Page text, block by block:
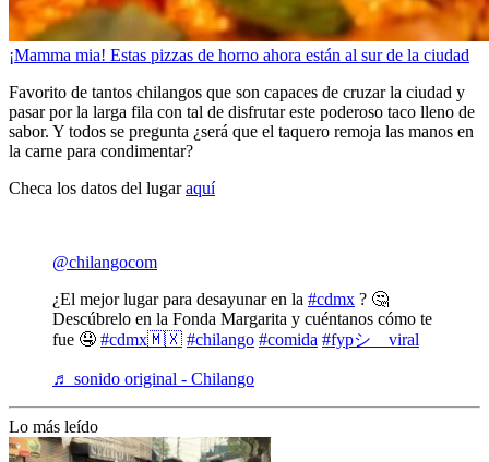
¡Mamma mia! Estas pizzas de horno ahora están al sur de la ciudad
Favorito de tantos chilangos que son capaces de cruzar la ciudad y
pasar por la larga fila con tal de disfrutar este poderoso taco lleno de
sabor. Y todos se pregunta ¿será que el taquero remoja las manos en
la carne para condimentar?
Checa los datos del lugaraquí
@chilangocom
¿El mejor lugar para desayunar en la #cdmx ? 🤔
Descúbrelo en la Fonda Margarita y cuéntanos cómo te
fue 🤤 #cdmx🇲🇽 #chilango #comida #fypシ゚viral
♬ sonido original - Chilango
Lo más leído